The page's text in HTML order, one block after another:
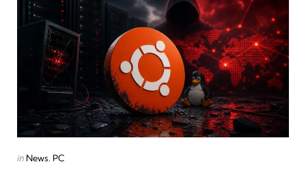
Categories
Posted
in News PC